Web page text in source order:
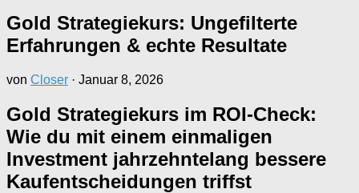
Gold Strategiekurs: Ungefilterte
Erfahrungen & echte Resultate
von Closer · Januar 8, 2026
Gold Strategiekurs im ROI-Check:
Wie du mit einem einmaligen
Investment jahrzehntelang bessere
Kaufentscheidungen triffst